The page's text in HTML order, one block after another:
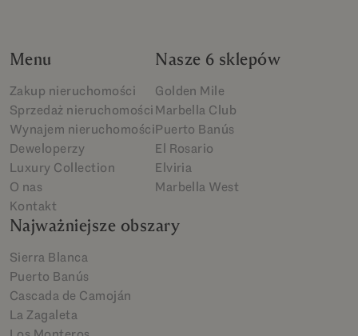
Menu
Zakup nieruchomości
Sprzedaż nieruchomości
Wynajem nieruchomości
Deweloperzy
Luxury Collection
O nas
Kontakt
Nasze 6 sklepów
Golden Mile
Marbella Club
Puerto Banús
El Rosario
Elviria
Marbella West
Najważniejsze obszary
Sierra Blanca
Puerto Banús
Cascada de Camoján
La Zagaleta